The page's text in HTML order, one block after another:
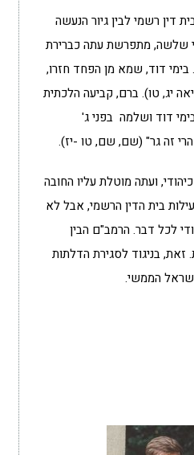
דין רשמי לבין גיור הנעשה
שלשה, מתפרשת עתה כברירת
בימי דוד, שמא מן הפחד חזרו,
יג, טו). ברם, קביעה הלכתית
דוד ושלמה בפני ג'
זה גר" (שם, שם, טו -יז).
ועתה מוטלת עליו החובה
בית הדין הרשמי, אבל לא
לכל דבר. הרמב"ם הבין
בניגוד לסגירת הדלתות
הממשי.